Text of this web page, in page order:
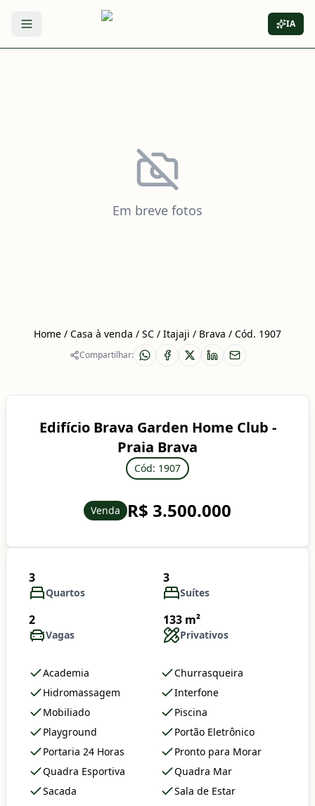
Abrir menu IA
Em breve fotos
Home / Casa à venda / SC / Itajaji / Brava / Cód. 1907
Compartilhar:
Edifício Brava Garden Home Club -
Praia Brava
Cód: 1907
Venda R$ 3.500.000
3
Quartos
3
Suítes
2
Vagas
133 m²
Privativos
Academia
Churrasqueira
Hidromassagem
Interfone
Mobiliado
Piscina
Playground
Portão Eletrônico
Portaria 24 Horas
Pronto para Morar
Quadra Esportiva
Quadra Mar
Sacada
Sala de Estar